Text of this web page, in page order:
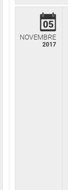
05
NOVEMBRE
2017